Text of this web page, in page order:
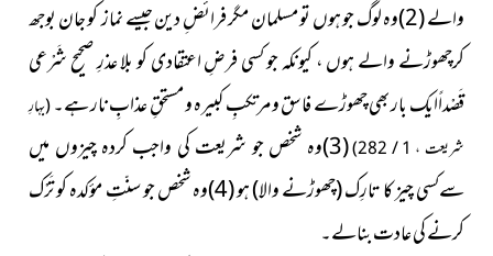
والے (2)وہ لوگ جو ہوں تو مسلمان مگر فرائضِ دین
جیسے نمازکو جان بوجھ
کرچھوڑنے والے ہوں ، کیونکہ جو کسی فرضِ اعتقادی کو بلا عذرِ صحیح شَرْعی
قَصْداًایک بار بھی چھوڑے فاسق و مرتکبِ کبیرہ و مستحقِ عذابِ نار ہے۔(بہارِ
شریعت ، 1 / 282)
(3)وہ شخص جو شریعت کی واجب کردہ چیزوں میں
سےکسی چیز کا تارِک(چھوڑنے والا)
ہو (4)وہ شخص جو سنّتِ مؤکدہ کو تَرْک
کرنے کی عادت بنالے۔